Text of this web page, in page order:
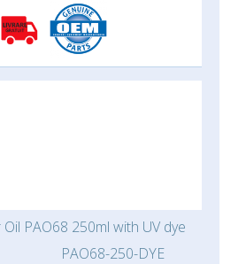
PAO68 250ml with UV dye
PAO68-250-DYE